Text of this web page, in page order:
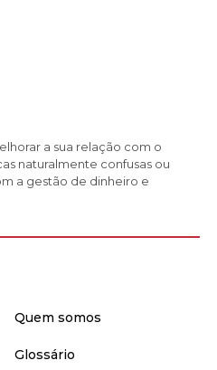
a sua relação com o
naturalmente confusas ou
a gestão de dinheiro e
Quem somos
Glossário